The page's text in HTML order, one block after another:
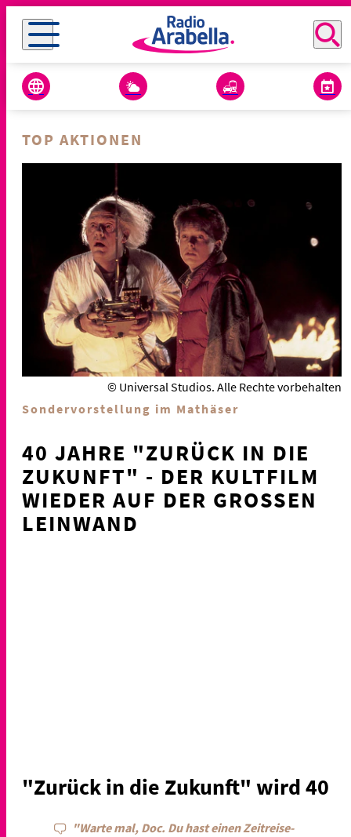
TOP AKTIONEN
© Universal Studios. Alle Rechte vorbehalten
Sondervorstellung im Mathäser
40 JAHRE "ZURÜCK IN DIE
ZUKUNFT" - DER KULTFILM
WIEDER AUF DER GROSSEN L
EINWAND
"Zurück in die Zukunft" wird 40
"Warte mal, Doc. Du hast einen Zeitreise-